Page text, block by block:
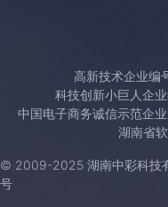
高新技术企业编
科技创新小巨人企
中国电子商务诚信示范企业
湖南省
© 2009-2025 湖南中彩科技
号